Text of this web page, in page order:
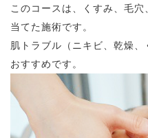
このコースは、くすみ、毛
当てた施術です。
肌トラブル（ニキビ、乾燥
おすすめです。